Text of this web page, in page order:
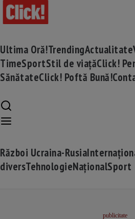
Ultima Oră!TrendingActualitate
TimeSportStil de viațăClick!
SănătateClick! Poftă Bună!
Război Ucraina-Rusia
diversTehnologieNaționalSport